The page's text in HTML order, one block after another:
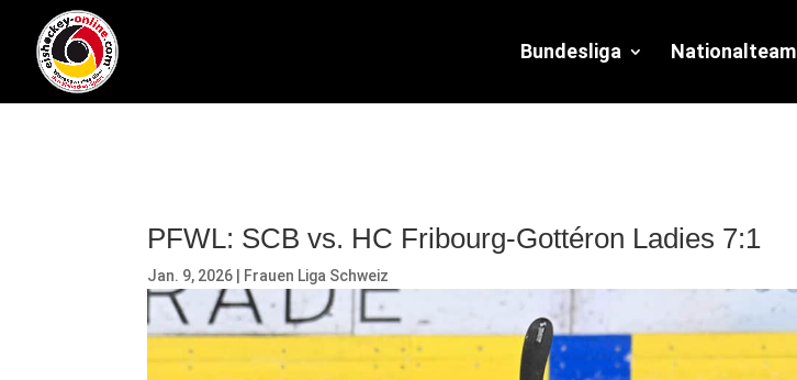
Bundesliga Nationalteam
PFWL: SCB vs. HC Fribourg-Gottéron Ladies 7:1
Jan. 9, 2026 Frauen Liga Schweiz